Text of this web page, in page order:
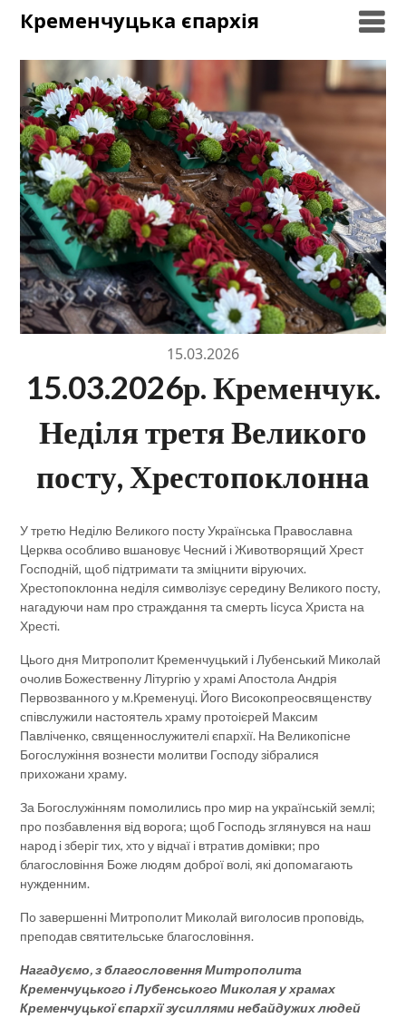
SkipКременчуцька єпархія
15.03.2026
15.03.2026р. Кременчук.
Неділя третя Великого
посту, Хрестопоклонна
У третю Неділю Великого посту Українська Православна
Церква особливо вшановує Чесний і Животворящий Хрест
Господній, щоб підтримати та зміцнити віруючих.
Хрестопоклонна неділя символізує середину Великого посту,
нагадуючи нам про страждання та смерть Іісуса Христа на
Хресті.
Цього дня Митрополит Кременчуцький і Лубенський Миколай
очолив Божественну Літургію у храмі Апостола Андрія
Первозванного у м.Кременуці. Його Високопреосвященству
співслужили настоятель храму протоієрей Максим
Павліченко, священнослужителі єпархії. На Великопісне
Богослужіння вознести молитви Господу зібралися
прихожани храму.
За Богослужінням помолились про мир на українській землі;
про позбавлення від ворога; щоб Господь зглянувся на наш
народ і зберіг тих, хто у відчаї і втратив домівки; про
благословіння Боже людям доброї волі, які допомагають
нужденним.
По завершенні Митрополит Миколай виголосив проповідь,
преподав святительське благословіння.
Нагадуємо, з благословення Митрополита
Кременчуцького і Лубенського Миколая у храмах
Кременчуцької єпархії зусиллями небайдужих людей